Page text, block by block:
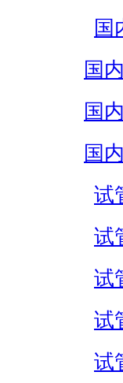
国
国
国
国
试
试
试
试
试